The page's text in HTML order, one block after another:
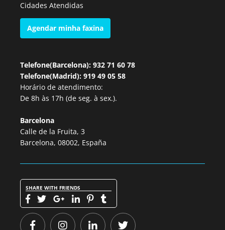
Cidades Atendidas
Agendar minha faxina
Telefone(Barcelona): 932 71 60 78
Telefone(Madrid): 919 49 05 58
Horário de atendimento:
De 8h às 17h (de seg. à sex.).
Barcelona
Calle de la Fruita, 3
Barcelona, 08002, España
SHARE WITH FRIENDS